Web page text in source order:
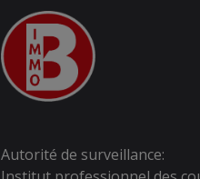
Autorité de surveillance: